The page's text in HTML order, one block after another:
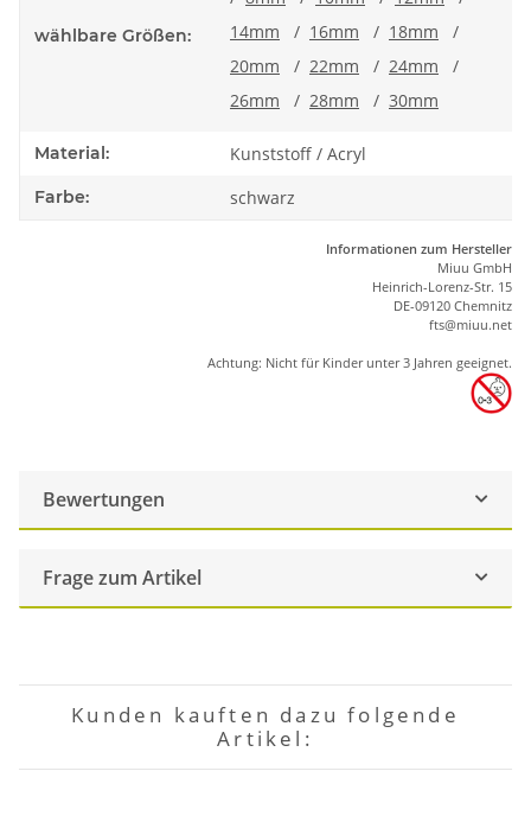
wählbare Größen:
14mm
/ 16mm / 18mm
/
20mm
/ 22mm / 24mm
/
26mm
/ 28mm / 30mm
Material: Kunststoff / Acryl
Farbe: schwarz
Informationen zum Hersteller
Miuu GmbH
Heinrich-Lorenz-Str. 15
DE-09120 Chemnitz
fts@miuu.net
Achtung: Nicht für Kinder unter 3 Jahren geeignet.
Bewertungen
Frage zum Artikel
Kunden kauften dazu folgende
Artikel: